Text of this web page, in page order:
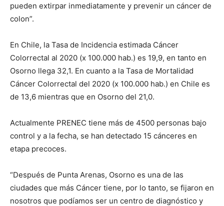
pueden extirpar inmediatamente y prevenir un cáncer de
colon”.
En Chile, la Tasa de Incidencia estimada Cáncer
Colorrectal al 2020 (x 100.000 hab.) es 19,9, en tanto en
Osorno llega 32,1. En cuanto a la Tasa de Mortalidad
Cáncer Colorrectal del 2020 (x 100.000 hab.) en Chile es
de 13,6 mientras que en Osorno del 21,0.
Actualmente PRENEC tiene más de 4500 personas bajo
control y a la fecha, se han detectado 15 cánceres en
etapa precoces.
“Después de Punta Arenas, Osorno es una de las
ciudades que más Cáncer tiene, por lo tanto, se fijaron en
nosotros que podíamos ser un centro de diagnóstico y